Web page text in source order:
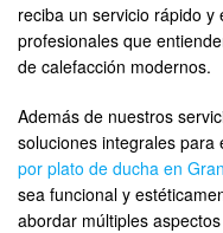
reciba un servicio rápido
profesionales que
de calefacción modernos.
Además de nuestros
soluciones integrales para
por plato de ducha en
sea funcional y
abordar múltiples